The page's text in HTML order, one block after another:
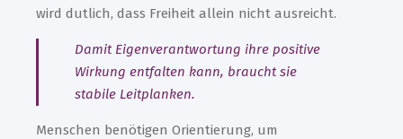
wird dutlich, dass Freiheit allein nicht ausreicht.
Damit Eigenverantwortung ihre positive
Wirkung entfalten kann, braucht sie
stabile Leitplanken.
Menschen benötigen Orientierung, um